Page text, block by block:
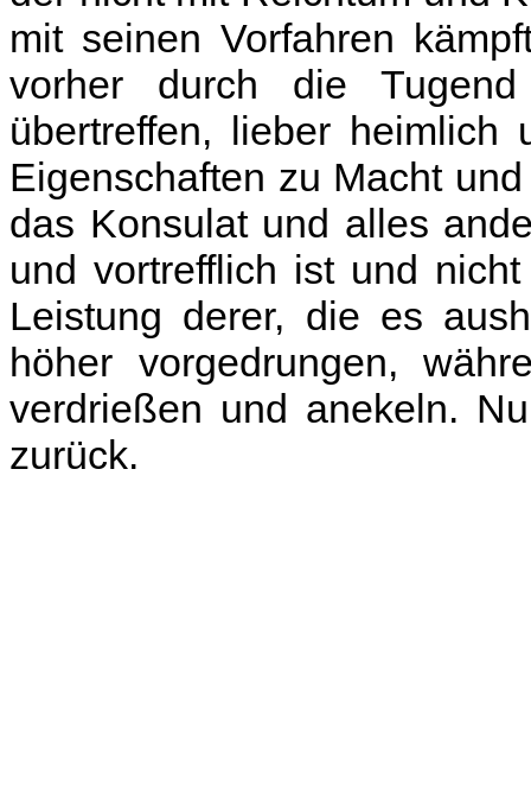
mit seinen Vorfahren
vorher durch die
übertreffen, lieber
Eigenschaften zu Macht
das Konsulat und alles
und vortrefflich ist und
Leistung derer, die es
höher vorgedrungen,
verdrießen und anekeln.
zurück.